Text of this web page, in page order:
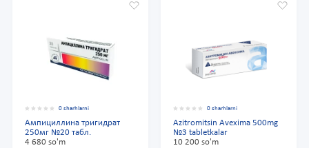
0 sharhlarni
Ампициллина тригидрат
250мг №20 табл.
4 680 so'm
0 sharhlarni
Azitromitsin Avexima 500mg
№3 tabletkalar
10 200 so'm